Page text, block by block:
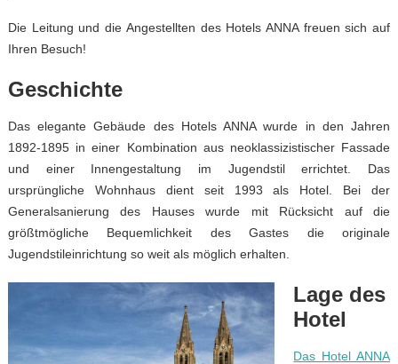
Die Leitung und die Angestellten des Hotels ANNA freuen sich auf
Ihren Besuch!
Geschichte
Das elegante Gebäude des Hotels ANNA wurde in den Jahren
1892-1895 in einer Kombination aus neoklassizistischer Fassade
und einer Innengestaltung im Jugendstil errichtet. Das
ursprüngliche Wohnhaus dient seit 1993 als Hotel. Bei der
Generalsanierung des Hauses wurde mit Rücksicht auf die
größtmögliche Bequemlichkeit des Gastes die originale
Jugendstileinrichtung so weit als möglich erhalten.
Lage des
Hotel
Das Hotel ANNA